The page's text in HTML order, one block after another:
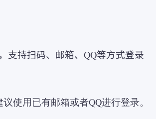
持扫码、邮箱、 QQ等方式登录
使用已有邮箱或者QQ进行登录。